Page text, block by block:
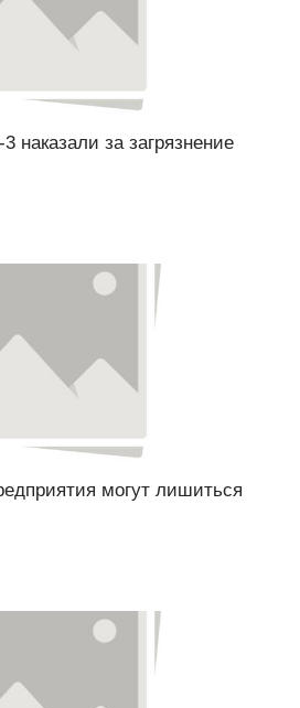
наказали за загрязнение
могут лишиться